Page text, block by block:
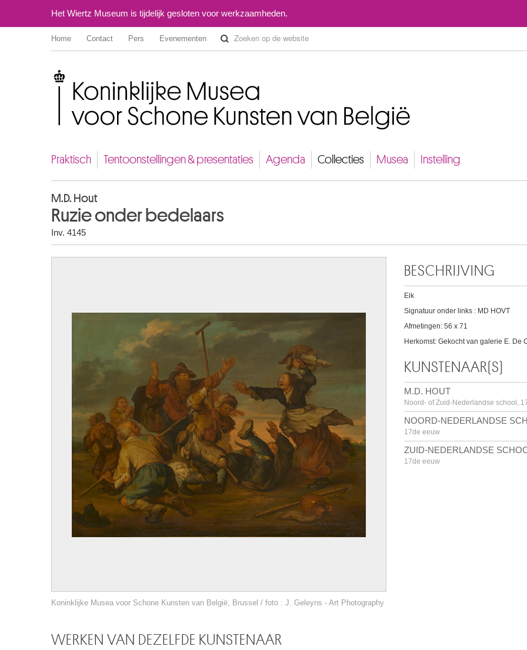
Het Wiertz Museum is tijdelijk gesloten voor werkzaamheden.
Home Contact Pers Evenementen
Praktisch Tentoonstellingen & presentaties Agenda Collecties Musea Instelling
M.D. Hout
Ruzie onder bedelaars
Inv. 4145
Koninklijke Musea voor Schone Kunsten van België, Brussel / foto : J. Geleyns - Art Photography
BESCHRIJVING
Eik
Signatuur onder links : MD HOVT
Afmetingen: 56 x 71
Herkomst: Gekocht van galerie E. De
KUNSTENAAR(S)
M.D. HOUT
Noord- of Zuid-Nederlandse school,
NOORD-NEDERLANDSE
17de eeuw
ZUID-NEDERLANDSE
17de eeuw
WERKEN VAN DEZELFDE KUNSTENAAR